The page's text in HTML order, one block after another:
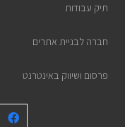
תיק עבודות
חברה לבניית אתרים
פרסום ושיווק באינטרנט